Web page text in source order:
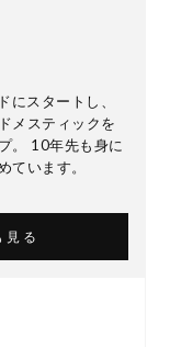
にスタートし、
メスティックを
。 10年先も身に
ています。
見る